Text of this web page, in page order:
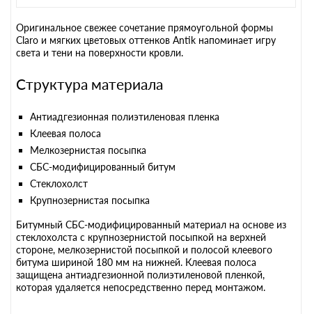
Оригинальное свежее сочетание прямоугольной формы
Claro и мягких цветовых оттенков Antik напоминает игру
света и тени на поверхности кровли.
Структура материала
Антиадгезионная полиэтиленовая пленка
Клеевая полоса
Мелкозернистая посыпка
СБС-модифицированный битум
Стеклохолст
Крупнозернистая посыпка
Битумный СБС-модифицированный материал на основе из
стеклохолста с крупнозернистой посыпкой на верхней
стороне, мелкозернистой посыпкой и полосой клеевого
битума шириной 180 мм на нижней. Клеевая полоса
защищена антиадгезионной полиэтиленовой пленкой,
которая удаляется непосредственно перед монтажом.